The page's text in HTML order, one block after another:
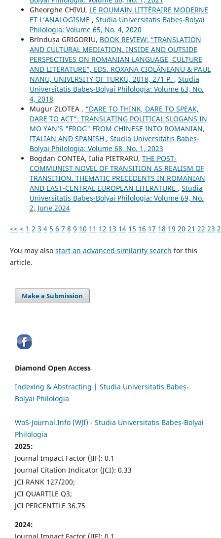
Gheorghe CHIVU, LE ROUMAIN LITTÉRAIRE MODERNE
ET L’ANALOGISME , Studia Universitatis Babeș-Bolyai
Philologia: Volume 65, No. 4, 2020
Brîndușa GRIGORIU, BOOK REVIEW: “TRANSLATION
AND CULTURAL MEDIATION. INSIDE AND OUTSIDE
PERSPECTIVES ON ROMANIAN LANGUAGE, CULTURE
AND LITERATURE”, EDS. ROXANA CIOLĂNEANU & PAUL
NANU, UNIVERSITY OF TURKU, 2018, 271 P. , Studia
Universitatis Babeș-Bolyai Philologia: Volume 63, No.
4, 2018
Mugur ZLOTEA , “DARE TO THINK, DARE TO SPEAK,
DARE TO ACT”: TRANSLATING POLITICAL SLOGANS IN
MO YAN’S "FROG" FROM CHINESE INTO ROMANIAN,
ITALIAN AND SPANISH , Studia Universitatis Babeș-
Bolyai Philologia: Volume 68, No. 1, 2023
Bogdan CONTEA, Iulia PIETRARU, THE POST-
COMMUNIST NOVEL OF TRANSITION AS REALISM OF
TRANSITION. THEMATIC PRECEDENTS IN ROMANIAN
AND EAST-CENTRAL EUROPEAN LITERATURE , Studia
Universitatis Babeș-Bolyai Philologia: Volume 69, No.
2, June 2024
<< < 1 2 3 4 5 6 7 8 9 10 11 12 13 14 15 16 17 18 19 20 21 22 23
You may also start an advanced similarity search for this
article.
Make a Submission
Diamond Open Access
Indexing & Abstracting | Studia Universitatis Babeș-
Bolyai Philologia
WoS-Journal.Info (WJI) - Studia Universitatis Babeș-Bolyai
Philologia
2025:
Journal Impact Factor (JIF): 0.1
Journal Citation Indicator (JCI): 0.33
JCI RANK 127/200;
JCI QUARTILE Q3;
JCI PERCENTILE 36.75
2024: